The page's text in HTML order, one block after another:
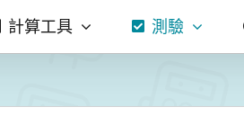
計算工具 測驗